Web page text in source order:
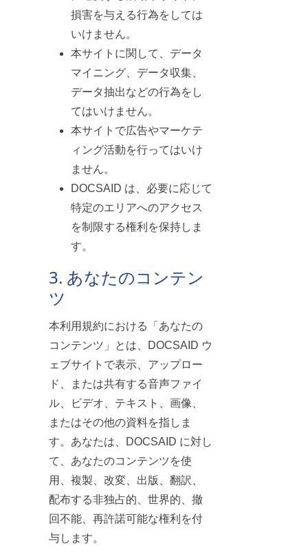
損害を与える行為をしては
いけません。
本サイトに関して、データ
マイニング、データ収集、
データ抽出などの行為をし
てはいけません。
本サイトで広告やマーケテ
ィング活動を行ってはいけ
ません。
DOCSAID は、必要に応じて
特定のエリアへのアクセス
を制限する権利を保持しま
す。
3. あなたのコンテン
ツ
本利用規約における「あなたの
コンテンツ」とは、DOCSAID ウ
ェブサイトで表示、アップロー
ド、または共有する音声ファイ
ル、ビデオ、テキスト、画像、
またはその他の資料を指しま
す。あなたは、DOCSAID に対し
て、あなたのコンテンツを使
用、複製、改変、出版、翻訳、
配布する非独占的、世界的、撤
回不能、再許諾可能な権利を付
与します。